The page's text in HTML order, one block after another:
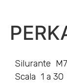
Scala 1 a 30